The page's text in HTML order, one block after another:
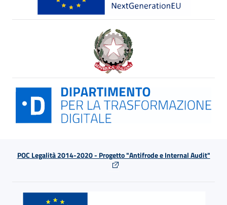
POC Legalità 2014-2020 - Progetto "Antifrode e Internal Audit"